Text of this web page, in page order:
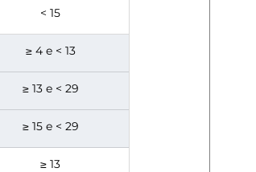
< 15
≥ 4 e < 13
≥ 13 e < 29
≥ 15 e < 29
≥ 13